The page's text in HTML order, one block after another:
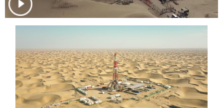
学术中国 乡村振兴 银龄 溯源中国
城市 旅游 能源 会展
彩票 娱乐 时尚 悦读
公益 一带一路 亚太网 上市公司
文化产业